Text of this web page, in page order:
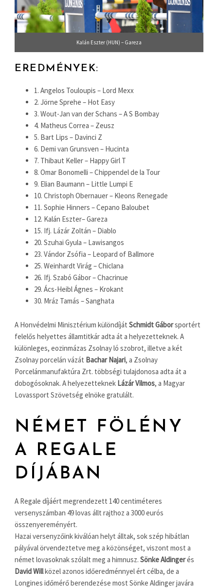
Kalán Eszter (HUN) – Gareza
EREDMÉNYEK:
1. Angelos Touloupis – Lord Mexx
2. Jörne Sprehe – Hot Easy
3. Wout-Jan van der Schans – A S Bombay
4. Matheus Correa – Zeusz
5. Bart Lips – Davinci Z
6. Demi van Grunsven – Hucinta
7. Thibaut Keller – Happy Girl T
8. Omar Bonomelli – Chippendel de la Tour
9. Elian Baumann – Little Lumpi E
10. Christoph Obernauer – Kleons Renegade
11. Sophie Hinners – Cepano Baloubet
12. Kalán Eszter– Gareza
15. Ifj. Lázár Zoltán – Diablo
20. Szuhai Gyula – Lawisangos
23. Vándor Zsófia – Leopard of Ballmore
25. Weinhardt Virág – Chiclana
26. Ifj. Szabó Gábor – Chacrinue
29. Ács-Heibl Ágnes – Krokant
30. Mráz Tamás – Sanghata
A Honvédelmi Minisztérium különdíját Schmidt Gáborsportért
felelős helyettes államtitkár adta át a helyezetteknek. A
különleges, eozinmázas Zsolnay ló szobrot, illetve a két
Zsolnay porcelán vázát Bachar Najari, a Zsolnay
Porcelánmanufaktúra Zrt. többségi tulajdonosa adta át a
dobogósoknak. A helyezetteknek Lázár Vilmos, a Magyar
Lovassport Szövetség elnöke gratulált.
NÉMET FÖLÉNY
A REGALE
DÍJÁBAN
A Regale díjáért megrendezett 140 centiméteres
versenyszámban 49 lovas állt rajthoz a 3000 eurós
összenyereményért.
Hazai versenyzőink kiválóan helyt álltak, sok szép hibátlan
pályával örvendeztetve meg a közönséget, viszont most a
német lovasoknak szólalt meg a himnusz. Sönke Aldingerés
David Willközel azonos időeredménnyel ért célba, de a
Longines időmérő berendezése most Sönke Aldinger javára